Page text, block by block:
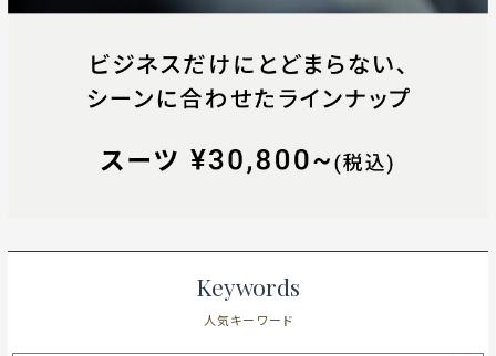
Keywords
人気キーワード